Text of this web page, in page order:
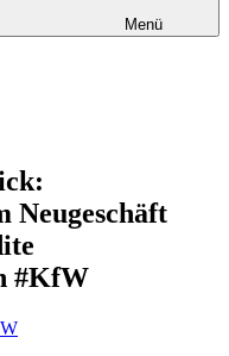
Menü
Neugeschäft
#KfW